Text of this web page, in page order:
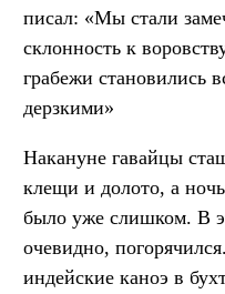
писал: «Мы стали
склонность к
грабежи становились
дерзкими»
Накануне гавайцы
клещи и долото, а
было уже слишком. В
очевидно,
индейские каноэ в